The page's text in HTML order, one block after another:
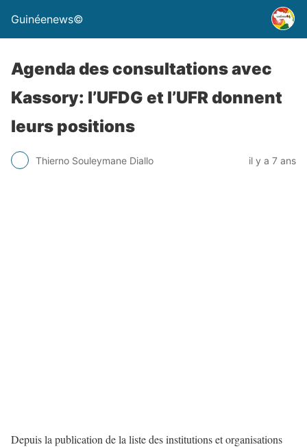
Guinéenews©
Agenda des consultations avec
Kassory: l’UFDG et l’UFR donnent
leurs positions
Thierno Souleymane Diallo il y a 7 ans
Depuis la publication de la liste des institutions et organisations